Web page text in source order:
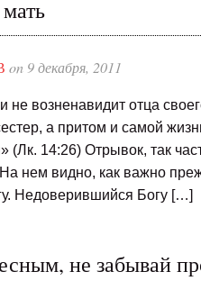
on 9 декабря, 2011
не возненавидит отца
а притом и самой
(Лк. 14:26) Отрывок, так
нем видно, как важно
Недоверившийся Богу […]
не забывай